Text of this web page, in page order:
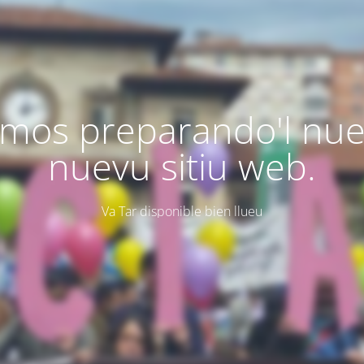
preparando'l
nuevu sitiu web.
Va Tar disponible bien llueu